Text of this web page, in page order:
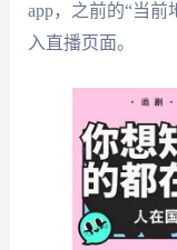
app，之前的“当
入直播页面。